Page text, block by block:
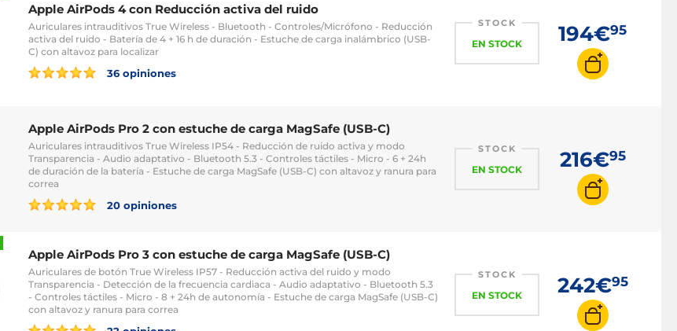
Apple AirPods 4 con Reducción activa del ruido
Auriculares intrauditivos True Wireless - Bluetooth - Controles/Micrófono - Reducción
activa del ruido - Batería de 4 + 16 h de duración - Estuche de carga inalámbrico (USB-
C) con altavoz para localizar
36 opiniones
STOCK
EN STOCK 194€95
Apple AirPods Pro 2 con estuche de carga MagSafe (USB-C)
Auriculares intrauditivos True Wireless IP54 - Reducción de ruido activa y modo
Transparencia - Audio adaptativo - Bluetooth 5.3 - Controles táctiles - Micro - 6 + 24h
de duración de la batería - Estuche de carga MagSafe (USB-C) con altavoz y ranura para
correa
20 opiniones
STOCK
EN STOCK 216€95
Apple AirPods Pro 3 con estuche de carga MagSafe (USB-C)
Auriculares de botón True Wireless IP57 - Reducción activa del ruido y modo
Transparencia - Detección de la frecuencia cardiaca - Audio adaptativo - Bluetooth 5.3
- Controles táctiles - Micro - 8 + 24h de autonomía - Estuche de carga MagSafe (USB-C)
con altavoz y ranura para correa
STOCK
EN STOCK 242€95